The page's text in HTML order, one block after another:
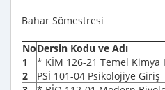
Bahar Sömestresi
NoDersin Kodu ve Adı
1
* KİM 126-21 Temel Kimya
2
PSİ 101-04 Psikolojiye Giriş